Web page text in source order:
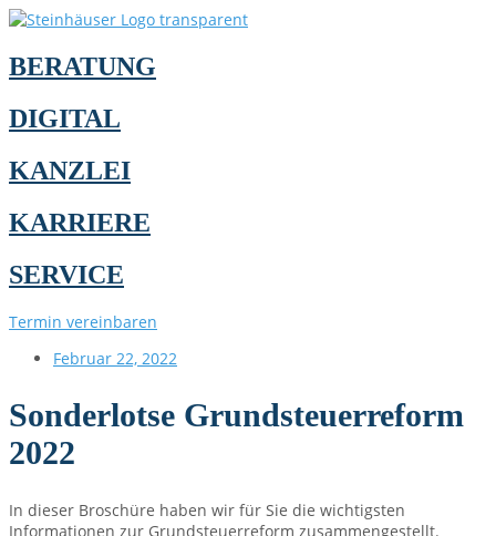
BERATUNG
DIGITAL
KANZLEI
KARRIERE
SERVICE
Termin vereinbaren
Februar 22, 2022
Sonderlotse Grundsteuerreform
2022
In dieser Broschüre haben wir für Sie die wichtigsten
Informationen zur Grundsteuerreform zusammengestellt.